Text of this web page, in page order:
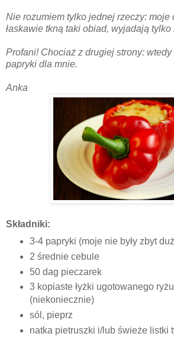
Nie rozumiem tylko jednej rzeczy: moje
łaskawie tkną taki obiad, wyjadają tylko
Profani! Chociaż z drugiej strony:
papryki dla mnie.
Anka
Składniki:
3-4 papryki (moje nie były zbyt
2 średnie cebule
50 dag pieczarek
3 kopiaste łyżki ugotowanego ryżu
(niekoniecznie)
sól, pieprz
natka pietruszki i/lub świeże listki